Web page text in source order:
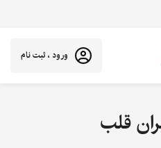
ورود ، ثبت نام
قلب